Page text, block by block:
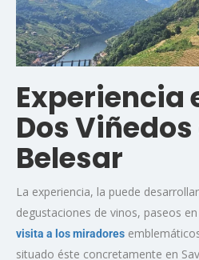
Experiencia
Dos Viñedos
Belesar
La experiencia, la puede
degustaciones de vinos, paseos
visita a los miradores
situado éste concretamente en